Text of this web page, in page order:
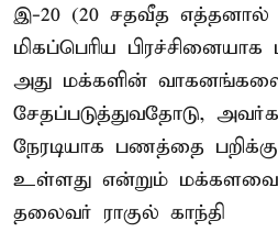
இ-20 (20 சதவீத
மிகப்பெரிய பிரச்சினையாக
அது மக்களின்
சேதப்படுத்துவதோடு,
நேரடியாக பணத்தை
உள்ளது என்றும் மக்களவை
தலைவர் ராகுல் காந்தி